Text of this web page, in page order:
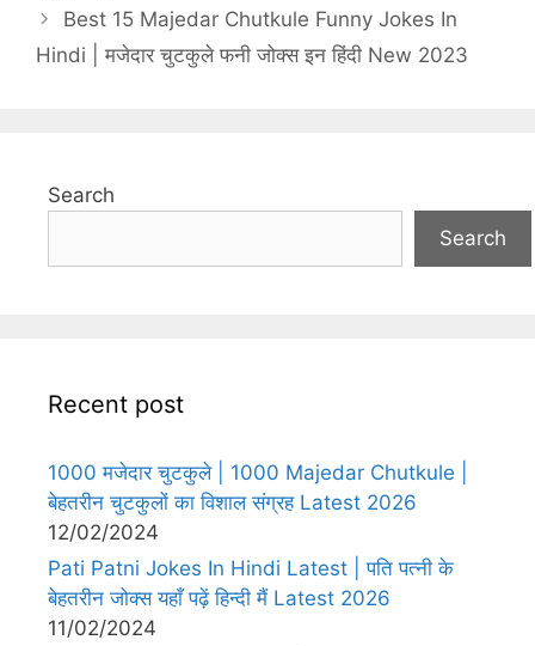
Best 15 Majedar Chutkule Funny Jokes In
Hindi | मजेदार चुटकुले फनी जोक्स इन हिंदी New 2023
Search
Search
Recent post
1000 मजेदार चुटकुले | 1000 Majedar Chutkule |
बेहतरीन चुटकुलों का विशाल संग्रह Latest 2026
12/02/2024
Pati Patni Jokes In Hindi Latest | पति पत्नी के
बेहतरीन जोक्स यहाँ पढ़ें हिन्दी मैं Latest 2026
11/02/2024